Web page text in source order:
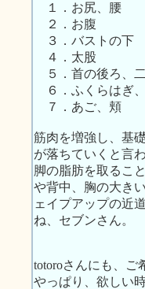
１．お尻、腰
２．お腹
３．バストの下
４．太股
５．首の後ろ、
６．ふくらはぎ
７．あご、頬
筋肉を増強し、基
が落ちていくと言
脚の脂肪を取るこ
や背中、胸の大き
ェイプアップの近道
ね、セブンさん。
totoroさんにも、ご
やっぱり、欲しい